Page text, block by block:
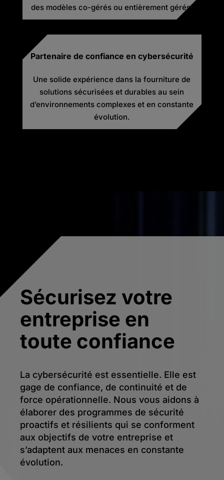
des modèles co-gérés ou entièrement gérés.
Partenaire de confiance en cybersécurité
Une solide expérience dans la fourniture de
solutions sécurisées et durables au sein
d’environnements complexes et en constante
évolution.
Sécurisez votre
entreprise en
toute confiance
La cybersécurité est essentielle. Elle est
gage de confiance, de continuité et de
force opérationnelle. Nous vous aidons à
élaborer des programmes de sécurité
proactifs et résilients qui se conforment
aux objectifs de votre entreprise et
s’adaptent aux menaces en constante
évolution.